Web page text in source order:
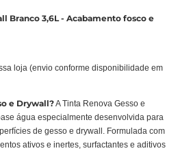
Branco 3,6L - Acabamento fosco e
loja (envio conforme disponibilidade em
e Drywall?A Tinta Renova Gesso e
água especialmente desenvolvida para
de gesso e drywall. Formulada com
ativos e inertes, surfactantes e aditivos